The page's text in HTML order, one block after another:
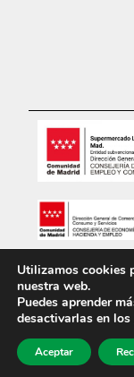
Aviso
Utilizamos cookies
nuestra web.
Puedes aprender
desactivarlas en los
Aceptar